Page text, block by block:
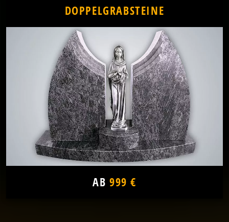
DOPPELGRABSTEINE
AB 999 €